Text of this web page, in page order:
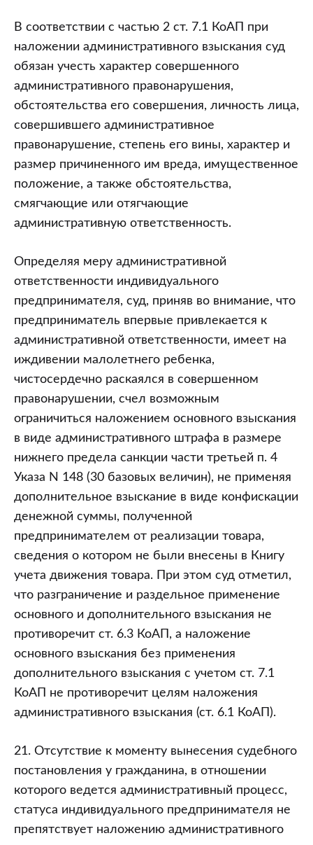
В соответствии с частью 2 ст. 7.1 КоАП при
наложении административного взыскания суд
обязан учесть характер совершенного
административного правонарушения,
обстоятельства его совершения, личность лица,
совершившего административное
правонарушение, степень его вины, характер и
размер причиненного им вреда, имущественное
положение, а также обстоятельства,
смягчающие или отягчающие
административную ответственность.
Определяя меру административной
ответственности индивидуального
предпринимателя, суд, приняв во внимание, что
предприниматель впервые привлекается к
административной ответственности, имеет на
иждивении малолетнего ребенка,
чистосердечно раскаялся в совершенном
правонарушении, счел возможным
ограничиться наложением основного взыскания
в виде административного штрафа в размере
нижнего предела санкции части третьей п. 4
Указа N 148 (30 базовых величин), не применяя
дополнительное взыскание в виде конфискации
денежной суммы, полученной
предпринимателем от реализации товара,
сведения о котором не были внесены в Книгу
учета движения товара. При этом суд отметил,
что разграничение и раздельное применение
основного и дополнительного взыскания не
противоречит ст. 6.3 КоАП, а наложение
основного взыскания без применения
дополнительного взыскания с учетом ст. 7.1
КоАП не противоречит целям наложения
административного взыскания (ст. 6.1 КоАП).
21. Отсутствие к моменту вынесения судебного
постановления у гражданина, в отношении
которого ведется административный процесс,
статуса индивидуального предпринимателя не
препятствует наложению административного